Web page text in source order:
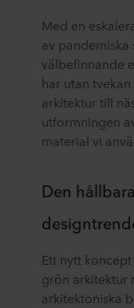
Med en
av
välbefinnande
har utan
arkitektur till
utformningen
material vi
Den
Ett nytt
grön arkitektur
arkitektoniska